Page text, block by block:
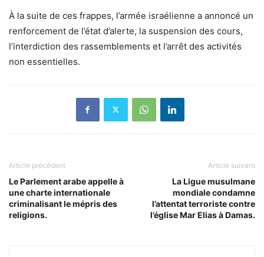
À la suite de ces frappes, l’armée israélienne a annoncé un
renforcement de l’état d’alerte, la suspension des cours,
l’interdiction des rassemblements et l’arrêt des activités
non essentielles.
Article précédent
Le Parlement arabe appelle à
une charte internationale
criminalisant le mépris des
religions.
Article suivant
La Ligue musulmane
mondiale condamne
l’attentat terroriste contre
l’église Mar Elias à Damas.